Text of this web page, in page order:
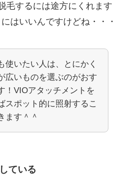
毛するには途方にくれます
はいいんですけどね・・・
使いたい人は、とにかく
広いものを選ぶのがおす
！VIOアタッチメントを
スポット的に照射するこ
ます＾＾
ている